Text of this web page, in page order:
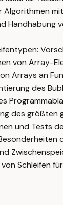
Algorithmen
Handhabung
von Array-
Arrays an
des
des größten
und Tests
Schleifen